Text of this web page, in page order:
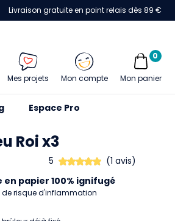
Livraison gratuite en point relais dès 89 €
Mes projets Mon compte Mon panier
0
Espace Pro
Roi x3
5
(1 avis)
papier 100% ignifugé
de risque d'inflammation